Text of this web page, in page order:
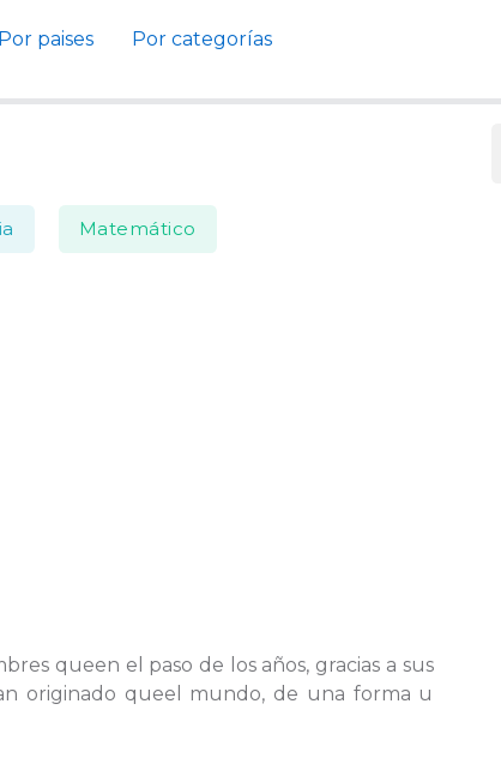
Por paises Por categorías
Matemático
queen el paso de los años, gracias a sus
originado queel mundo, de una forma u